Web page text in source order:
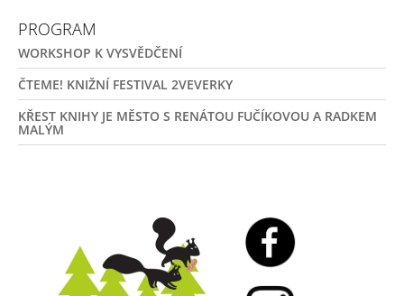
PROGRAM
WORKSHOP K VYSVĚDČENÍ
ČTEME! KNIŽNÍ FESTIVAL 2VEVERKY
KŘEST KNIHY JE MĚSTO S RENÁTOU FUČÍKOVOU A RADKEM
MALÝM